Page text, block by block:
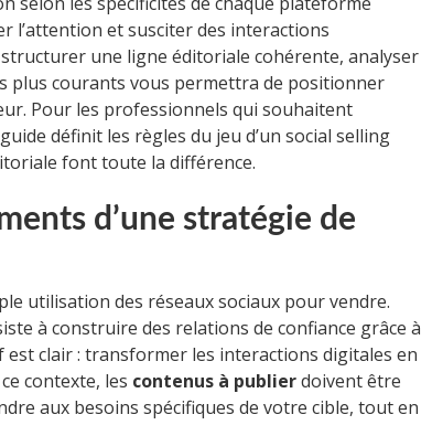
l’attention et susciter des interactions
une ligne éditoriale cohérente, analyser
plus courants vous permettra de positionner
Pour les professionnels qui souhaitent
définit les règles du jeu d’un social selling
font toute la différence.
d’une stratégie de
utilisation des réseaux sociaux pour vendre.
à construire des relations de confiance grâce à
est clair : transformer les interactions digitales en
contexte, les contenus à publierdoivent être
aux besoins spécifiques de votre cible, tout en